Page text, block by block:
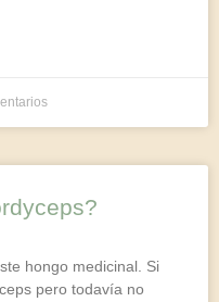
hongo medicinal. Si
pero todavía no